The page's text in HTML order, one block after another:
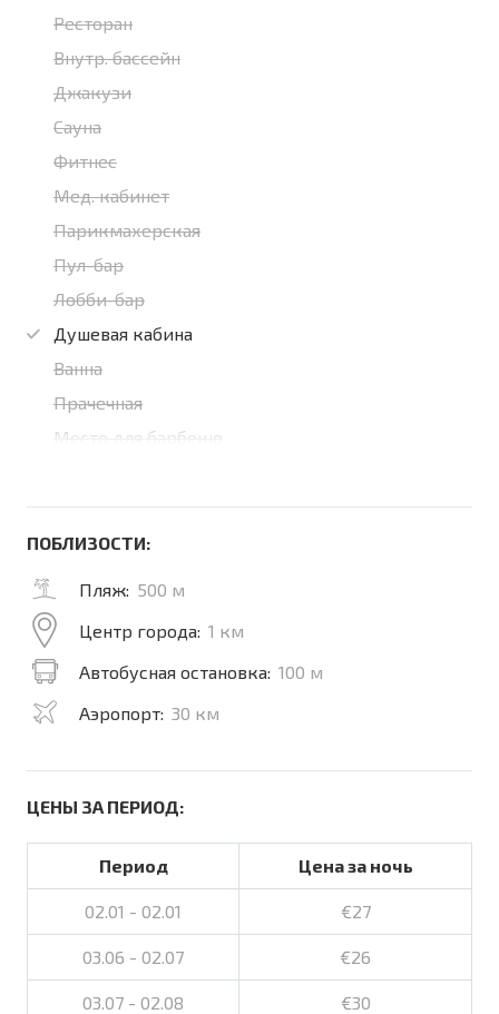
Ресторан
Внутр. бассейн
Джакузи
Сауна
Фитнес
Мед. кабинет
Парикмахерская
Пул-бар
Лобби-бар
Душевая кабина
Ванна
Прачечная
Место для барбекю
ПОБЛИЗОСТИ:
Пляж: 500 м
Центр города: 1 км
Автобусная остановка: 100 м
Аэропорт: 30 км
ЦЕНЫ ЗА ПЕРИОД:
Период Цена за ночь
02.01 - 02.01 €27
03.06 - 02.07 €26
03.07 - 02.08 €30